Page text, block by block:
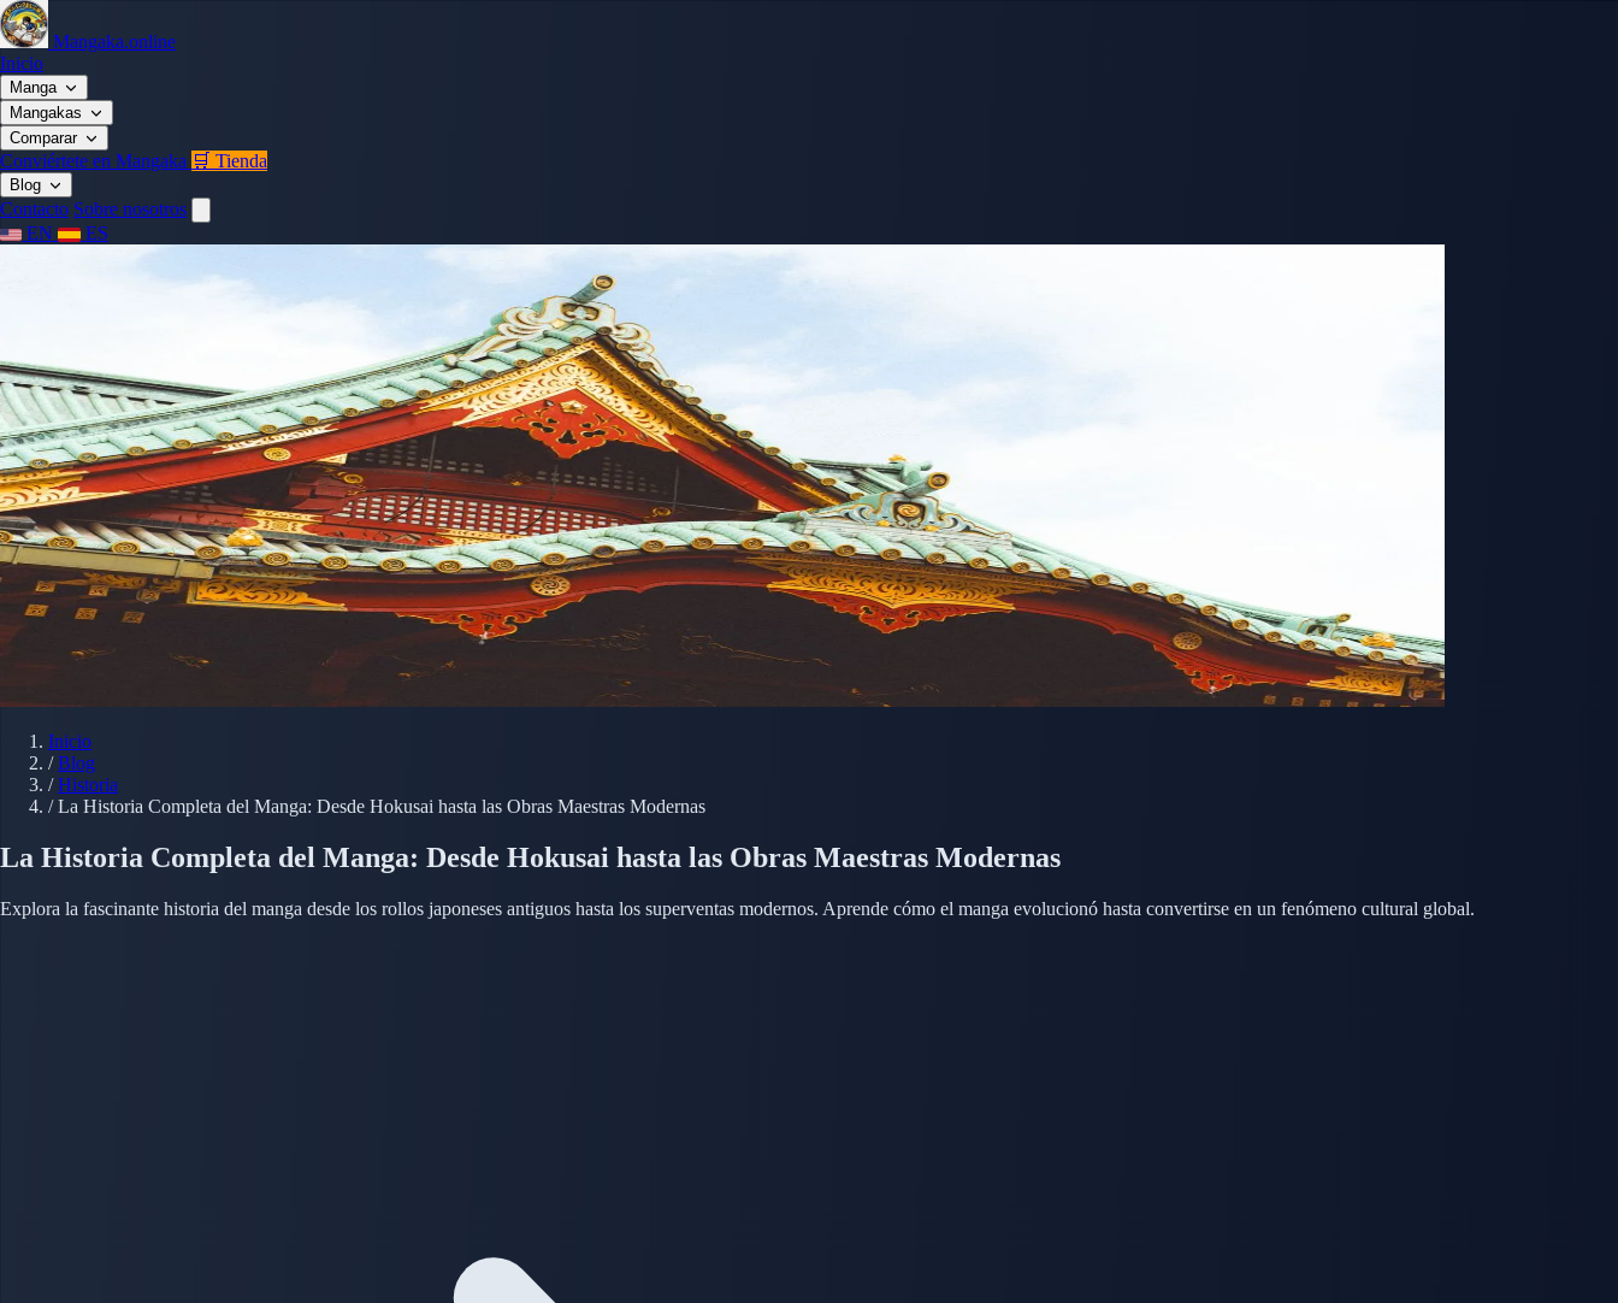
Mangaka.online
Inicio
Manga
Mangakas
Comparar
Conviértete en Mangaka 🛒 Tienda
Blog
Contacto Sobre nosotros
EN
ES
Inicio
/ Blog
/ Historia
/ La Historia Completa del Manga: Desde Hokusai hasta las Obras Maestras Modernas
La Historia Completa del Manga: Desde Hokusai hasta las Obras Maestras Modernas
Explora la fascinante historia del manga desde los rollos japoneses antiguos hasta los superventas modernos. Aprende cómo el manga evolucionó hasta convertirse en un fenómeno cultural global.